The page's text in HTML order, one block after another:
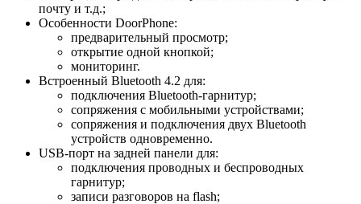
почту и т.д.;
Особенности DoorPhone:
предварительный просмотр;
открытие одной кнопкой;
мониторинг.
Встроенный Bluetooth 4.2 для:
подключения Bluetooth-гарнитур;
сопряжения с мобильными устройствами;
сопряжения и подключения двух Bluetooth
устройств одновременно.
USB-порт на задней панели для:
подключения проводных и беспроводных
гарнитур;
записи разговоров на flash;